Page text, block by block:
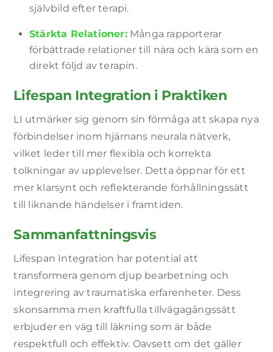
självbild efter terapi.
Stärkta Relationer:Många rapporterar
förbättrade relationer till nära och kära som en
direkt följd av terapin.
Lifespan Integration i Praktiken
LI utmärker sig genom sin förmåga att skapa nya
förbindelser inom hjärnans neurala nätverk,
vilket leder till mer flexibla och korrekta
tolkningar av upplevelser. Detta öppnar för ett
mer klarsynt och reflekterande förhållningssätt
till liknande händelser i framtiden.
Sammanfattningsvis
Lifespan Integration har potential att
transformera genom djup bearbetning och
integrering av traumatiska erfarenheter. Dess
skonsamma men kraftfulla tillvägagångssätt
erbjuder en väg till läkning som är både
respektfull och effektiv. Oavsett om det gäller